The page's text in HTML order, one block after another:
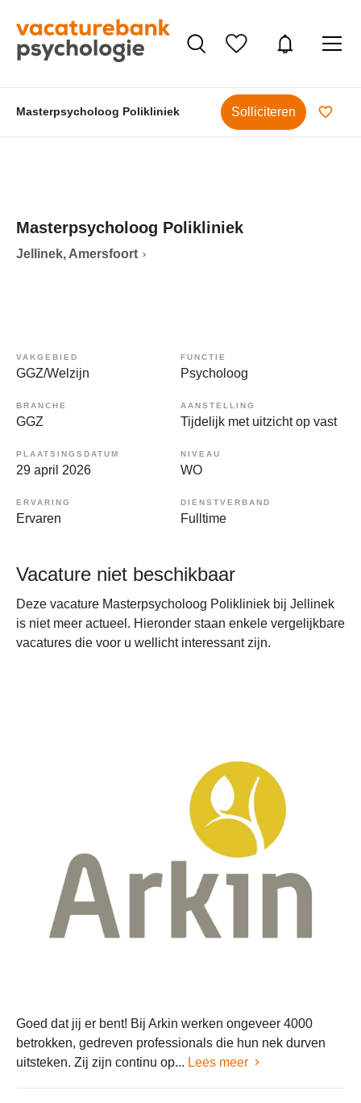
Masterpsycholoog Polikliniek Solliciteren
Masterpsycholoog Polikliniek
Jellinek, Amersfoort
VAKGEBIED
GGZ/Welzijn
FUNCTIE
Psycholoog
BRANCHE
GGZ
AANSTELLING
Tijdelijk met uitzicht op vast
PLAATSINGSDATUM
29 april 2026
NIVEAU
WO
ERVARING
Ervaren
DIENSTVERBAND
Fulltime
Vacature niet beschikbaar
Deze vacature Masterpsycholoog Polikliniek bij Jellinek
is niet meer actueel. Hieronder staan enkele vergelijkbare
vacatures die voor u wellicht interessant zijn.
Goed dat jij er bent! Bij Arkin werken ongeveer 4000
betrokken, gedreven professionals die hun nek durven
uitsteken. Zij zijn continu op... Lees meer